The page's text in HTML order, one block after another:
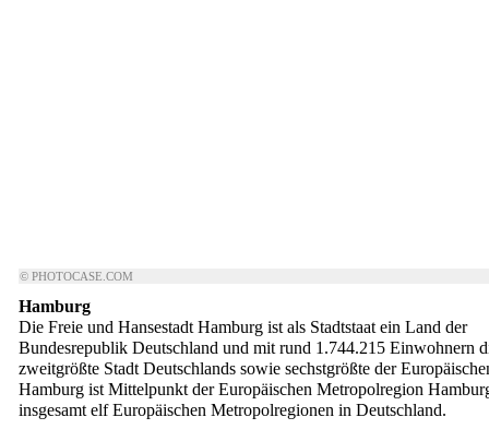
© PHOTOCASE.COM
Hamburg
Die Freie und Hansestadt Hamburg ist als Stadtstaat ein Land der
Bundesrepublik Deutschland und mit rund 1.744.215 Einwohnern
zweitgrößte Stadt Deutschlands sowie sechstgrößte der
Hamburg ist Mittelpunkt der Europäischen Metropolregion
insgesamt elf Europäischen Metropolregionen in Deutschland.